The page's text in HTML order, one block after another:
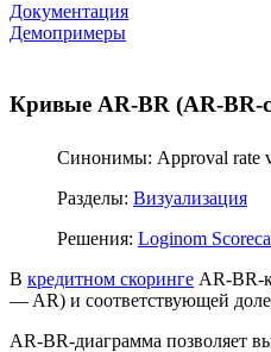
Документация
Демопримеры
Кривые AR-BR (AR-BR-
Синонимы: Approval rate
Разделы: Визуализация
Решения: Loginom
В кредитном скоринге AR-BR-
— AR) и соответствующей
AR-BR-диаграмма позволяет